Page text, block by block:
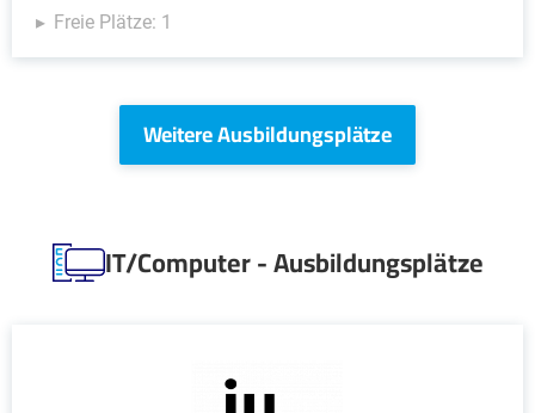
Freie Plätze: 1
Weitere Ausbildungsplätze
IT/Computer - Ausbildungsplätze